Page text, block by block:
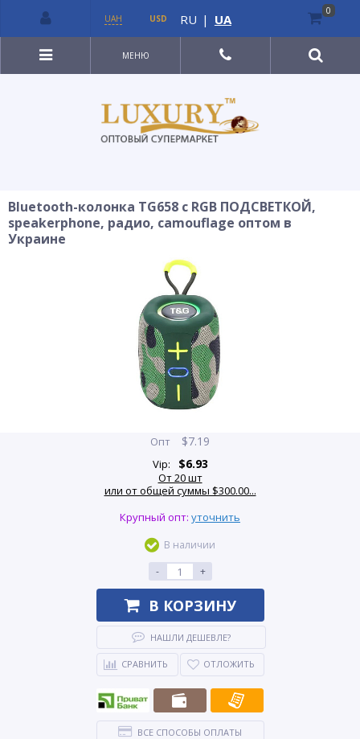
МЕНЮ
Bluetooth-колонка TG658 с RGB ПОДСВЕТКОЙ,
speakerphone, радио, camouflage оптом в
Украине
Опт $7.19
Vip: $6.93
От 20 шт
или от общей суммы $300.00...
Крупный опт: уточнить
В наличии
-
+
В КОРЗИНУ
НАШЛИ ДЕШЕВЛЕ?
СРАВНИТЬ ОТЛОЖИТЬ
ВСЕ СПОСОБЫ ОПЛАТЫ
UAH USD RU | UA
0